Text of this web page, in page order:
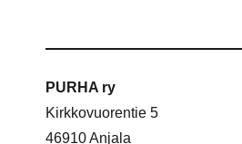
PURHA ry
Kirkkovuorentie 5
46910 Anjala